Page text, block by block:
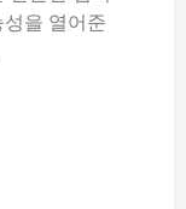
을 열어준